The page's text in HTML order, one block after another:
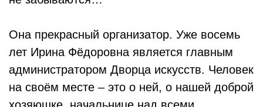
Она прекрасный организатор. Уже восемь
лет Ирина Фёдоровна является главным
администратором Дворца искусств. Человек
на своём месте – это о ней, о нашей доброй